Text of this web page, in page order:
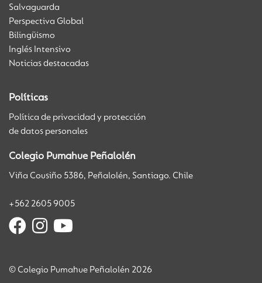
Salvaguarda
Perspectiva Global
Bilingüismo
Inglés Intensivo
Noticias destacadas
Políticas
Política de privacidad y protección
de datos personales
Colegio Pumahue Peñalolén
Viña Cousiño 5386, Peñalolén, Santiago. Chile
+562 2605 9005
© Colegio Pumahue Peñalolén 2026